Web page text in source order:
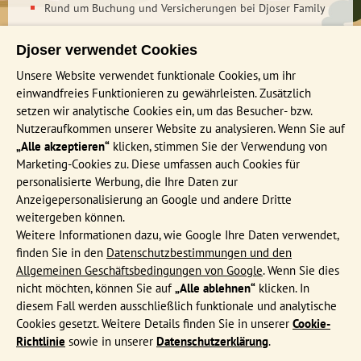
Tag 18 Playa del Carmen
Tag 19 Playa del Carmen
Tag 20 Playa del Carmen - Cancún - Frankfurt
Von Palenque aus fahren wir nach Bacalar, welches für seine
siebenfarbige Lagune bekannt ist. Könnt ihr die sieben
Blautöne erkennen? Wir reisen über Tulum in den Badeort
Rund um Buchung und Versicherungen bei Djoser Family
Nachhaltigkeit bei Djoser
INFORMATIONEN
Häufig gestellte Fragen
Katalog bestellen
Events & Online Präsentationen
Djoser Reiseblog
AGB
Formblatt
Datenschutz
MEIST BESUCHTE REISEN
Djoser verwendet Cookies
Unsere Website verwendet funktionale Cookies, um ihr
einwandfreies Funktionieren zu gewährleisten. Zusätzlich
setzen wir analytische Cookies ein, um das Besucher- bzw.
Nutzeraufkommen unserer Website zu analysieren. Wenn Sie auf
„Alle akzeptieren“ klicken, stimmen Sie der Verwendung von
Marketing-Cookies zu. Diese umfassen auch Cookies für
personalisierte Werbung, die Ihre Daten zur
Anzeigepersonalisierung an Google und andere Dritte
weitergeben können.
Weitere Informationen dazu, wie Google Ihre Daten verwendet,
finden Sie in den Datenschutzbestimmungen und den
Allgemeinen Geschäftsbedingungen von Google. Wenn Sie dies
nicht möchten, können Sie auf„Alle ablehnen“ klicken. In
diesem Fall werden ausschließlich funktionale und analytische
Cookies gesetzt. Weitere Details finden Sie in unserer Cookie-
Richtlinie sowie in unserer Datenschutzerklärung.